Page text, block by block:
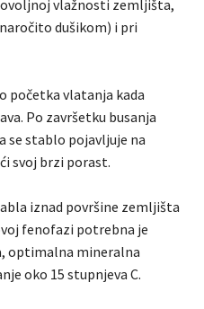
vlažnosti zemljišta,
dušikom) i pri
početka vlatanja kada
Po završetku busanja
se stablo pojavljuje na
svoj brzi porast.
iznad površine zemljišta
fenofazi potrebna je
optimalna mineralna
oko 15 stupnjeva C.